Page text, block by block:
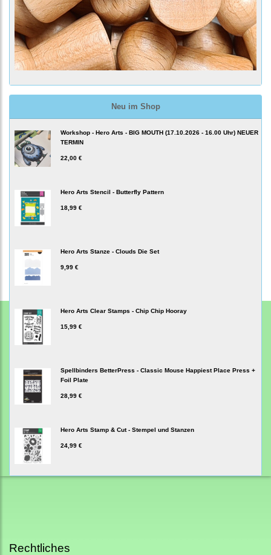
Neu im Shop
Workshop - Hero Arts - BIG MOUTH (17.10.2026 - 16.00 Uhr) NEUER
TERMIN
22,00 €
Hero Arts Stencil - Butterfly Pattern
18,99 €
Hero Arts Stanze - Clouds Die Set
9,99 €
Hero Arts Clear Stamps - Chip Chip Hooray
15,99 €
Spellbinders BetterPress - Classic Mouse Happiest Place Press +
Foil Plate
28,99 €
Hero Arts Stamp & Cut - Stempel und Stanzen
24,99 €
Rechtliches